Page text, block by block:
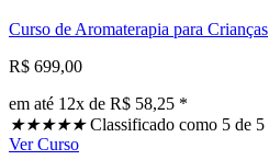
Curso de Aromaterapia para Crianças
R$ 699,00
em até 12x de R$ 58,25 *
★★★★★ Classificado como 5 de 5
Ver Curso